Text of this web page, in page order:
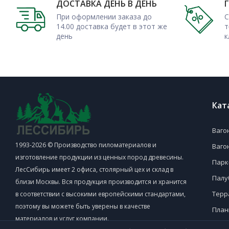
обшивке снаружи и внутри строений. Стены и
потолок – все это можно отделать с помощью сосновой
ДОСТАВКА ДЕНЬ В ДЕНЬ
При оформлении заказа до
14.00 доставка будет в этот же
день
1993-2026 © Производство пиломатериалов и
изготовление продукции из ценных пород древесины.
ЛесСибирь имеет 2 офиса, столярный цех и склад в
близи Москвы. Вся продукция производится и хранится
в соответствии с высокими европейскими стандартами,
поэтому вы можете быть уверены в качестве
материалов и услуг компании.